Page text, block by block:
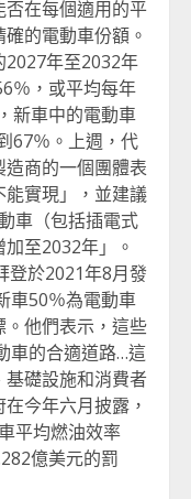
否在每個適用的平
的電動車份額。
2027年至2032年
％，或平均每年
新車中的電動車
67％。上週，代
商的一個團體表
實現」，並建議
車（包括插電式
至2032年」。
登於2021年8月發
車50％為電動車
他們表示，這些
車的合適道路…這
礎設施和消費者
今年六月披露，
平均燃油效率
億美元的罰